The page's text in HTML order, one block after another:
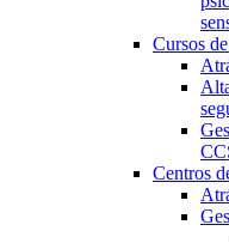
Cursos
Centros